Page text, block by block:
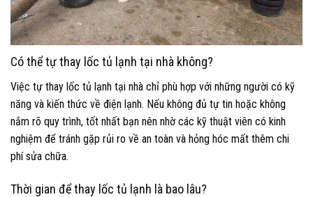
Có thể tự thay lốc tủ lạnh tại nhà không?
Việc tự thay lốc tủ lạnh tại nhà chỉ phù hợp với những người có kỹ
năng và kiến thức về điện lạnh. Nếu không đủ tự tin hoặc không
nắm rõ quy trình, tốt nhất bạn nên nhờ các kỹ thuật viên có kinh
nghiệm để tránh gặp rủi ro về an toàn và hỏng hóc mất thêm chi
phí sửa chữa.
Thời gian để thay lốc tủ lạnh là bao lâu?